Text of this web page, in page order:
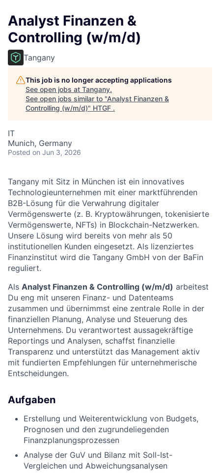
Analyst Finanzen &
Controlling (w/m/d)
Tangany
This job is no longer accepting applications
See open jobs at Tangany.
See open jobs similar to "Analyst Finanzen &
Controlling (w/m/d)" HTGF .
IT
Munich, Germany
Posted on Jun 3, 2026
Tangany mit Sitz in München ist ein innovatives
Technologieunternehmen mit einer marktführenden
B2B-Lösung für die Verwahrung digitaler
Vermögenswerte (z. B. Kryptowährungen, tokenisierte
Vermögenswerte, NFTs) in Blockchain-Netzwerken.
Unsere Lösung wird bereits von mehr als 50
institutionellen Kunden eingesetzt. Als lizenziertes
Finanzinstitut wird die Tangany GmbH von der BaFin
reguliert.
Als Analyst Finanzen & Controlling (w/m/d) arbeitest
Du eng mit unseren Finanz- und Datenteams
zusammen und übernimmst eine zentrale Rolle in der
finanziellen Planung, Analyse und Steuerung des
Unternehmens. Du verantwortest aussagekräftige
Reportings und Analysen, schaffst finanzielle
Transparenz und unterstützt das Management aktiv
mit fundierten Empfehlungen für unternehmerische
Entscheidungen.
Aufgaben
Erstellung und Weiterentwicklung von Budgets,
Prognosen und den zugrundeliegenden
Finanzplanungsprozessen
Analyse der GuV und Bilanz mit Soll-Ist-
Vergleichen und Abweichungsanalysen